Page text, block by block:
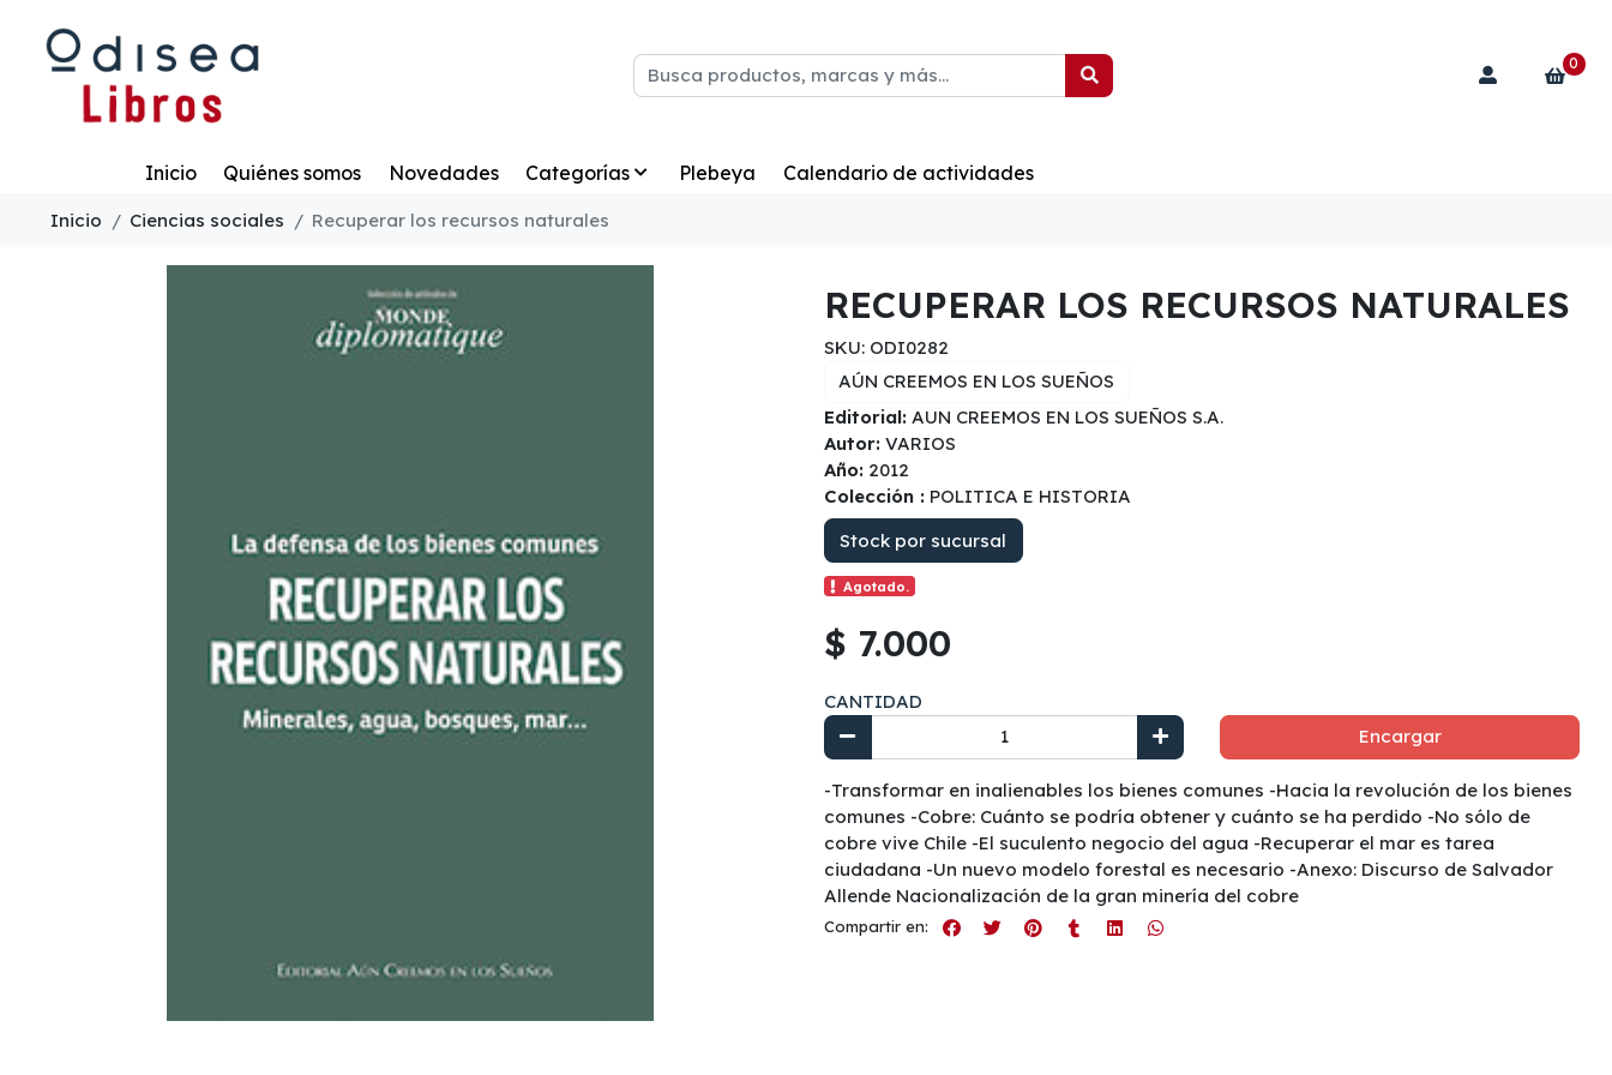
0
Inicio Quiénes somos Novedades Categorías Plebeya Calendario de actividades
Inicio Ciencias sociales Recuperar los recursos naturales
RECUPERAR LOS RECURSOS NATURALES
SKU: ODI0282
AÚN CREEMOS EN LOS SUEÑOS
Editorial: AUN CREEMOS EN LOS SUEÑOS S.A.
Autor: VARIOS
Año: 2012
Colección : POLITICA E HISTORIA
Stock por sucursal
Agotado.
$ 7.000
CANTIDAD
Encargar
-Transformar en inalienables los bienes comunes -Hacia la revolución de los bienes
comunes -Cobre: Cuánto se podría obtener y cuánto se ha perdido -No sólo de
cobre vive Chile -El suculento negocio del agua -Recuperar el mar es tarea
ciudadana -Un nuevo modelo forestal es necesario -Anexo: Discurso de Salvador
Allende Nacionalización de la gran minería del cobre
Compartir en: